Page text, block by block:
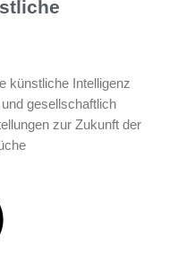
künstliche Intelligenz
gesellschaftlich
zur Zukunft der